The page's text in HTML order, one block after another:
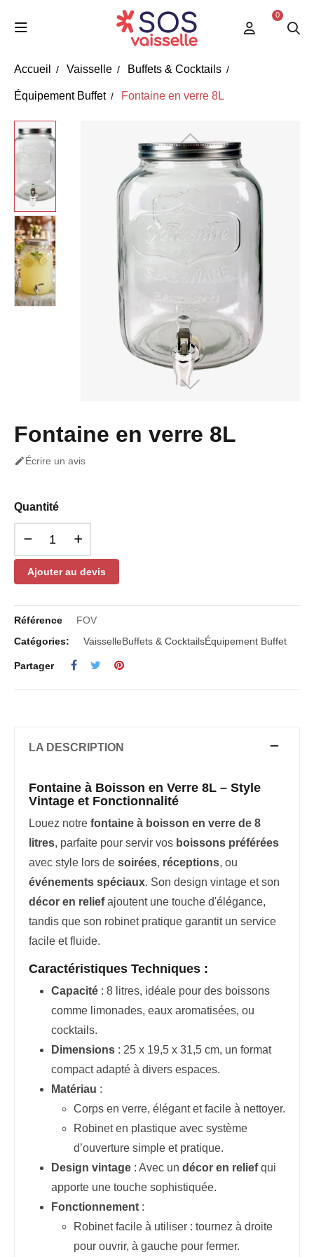
0
Accueil Vaisselle Buffets & Cocktails
Équipement Buffet Fontaine en verre 8L
Fontaine en verre 8L
Écrire un avis
Quantité
Ajouter au devis
Référence
FOV
Catégories:
VaisselleBuffets & CocktailsÉquipement Buffet
Partager
LA DESCRIPTION
Fontaine à Boisson en Verre 8L – Style
Vintage et Fonctionnalité
Louez notre fontaine à boisson en verre de 8
litres, parfaite pour servir vos boissons préférées
avec style lors de soirées, réceptions, ou
événements spéciaux. Son design vintage et son
décor en reliefajoutent une touche d'élégance,
tandis que son robinet pratique garantit un service
facile et fluide.
Caractéristiques Techniques :
Capacité : 8 litres, idéale pour des boissons
comme limonades, eaux aromatisées, ou
cocktails.
Dimensions : 25 x 19,5 x 31,5 cm, un format
compact adapté à divers espaces.
Matériau :
Corps en verre, élégant et facile à nettoyer.
Robinet en plastique avec système
d’ouverture simple et pratique.
Design vintage : Avec un décor en reliefqui
apporte une touche sophistiquée.
Fonctionnement :
Robinet facile à utiliser : tournez à droite
pour ouvrir, à gauche pour fermer.